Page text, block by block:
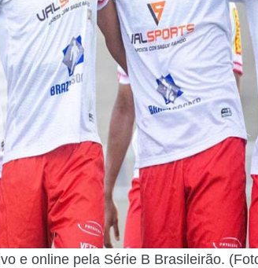
e online pela Série B Brasileirão.